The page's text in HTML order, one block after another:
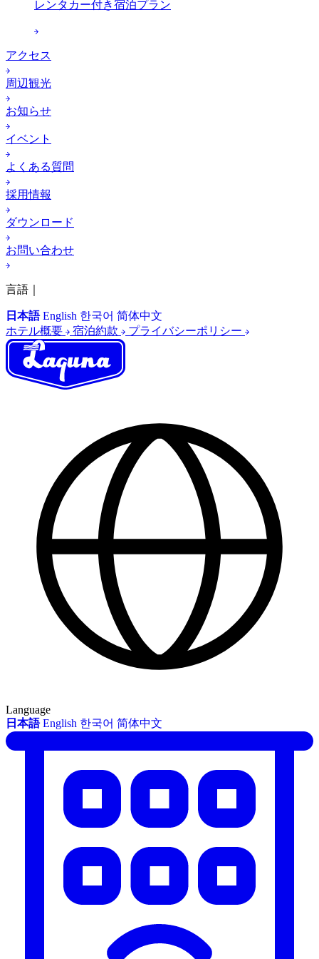
レンタカー付き宿泊プラン
アクセス
周辺観光
お知らせ
イベント
よくある質問
採用情報
ダウンロード
お問い合わせ
言語｜
日本語 English 한국어 简体中文
ホテル概要
宿泊約款 プライバシーポリシー
Language
日本語 English 한국어 简体中文